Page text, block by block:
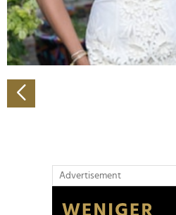
Verwendung unserer Website
soziale Medien, Werbung und
Partner führen diese
weiteren Daten zusammen, die
gesammelt haben.
Advertisement